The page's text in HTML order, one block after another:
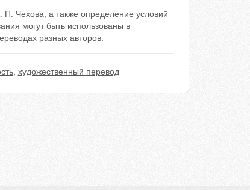
П. Чехова, а также определение условий
могут быть использованы в
разных авторов.
, художественный перевод